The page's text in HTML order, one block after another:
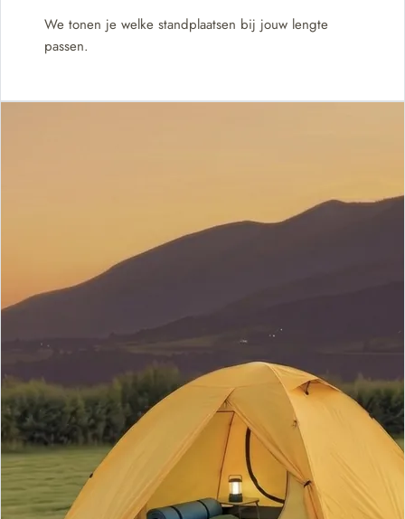
We tonen je welke standplaatsen bij jouw lengte
passen.